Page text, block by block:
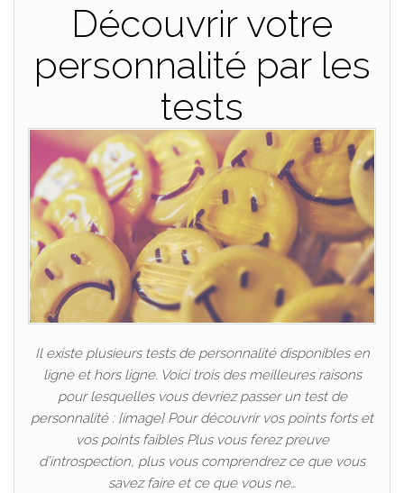
Découvrir votre
personnalité par les
tests
Il existe plusieurs tests de personnalité disponibles en
ligne et hors ligne. Voici trois des meilleures raisons
pour lesquelles vous devriez passer un test de
personnalité : [image] Pour découvrir vos points forts et
vos points faibles Plus vous ferez preuve
d’introspection, plus vous comprendrez ce que vous
savez faire et ce que vous ne…